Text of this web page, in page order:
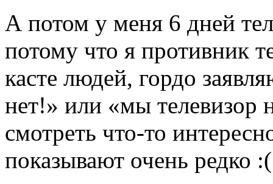
А потом у меня 6 дней
потому что я противник
касте людей, гордо
нет!» или «мы телевизор
смотреть что-то
показывают очень редко